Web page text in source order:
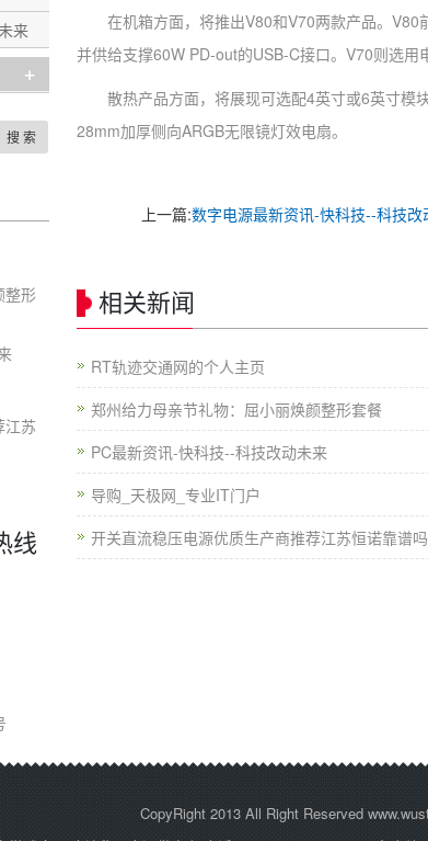
在机箱方面，将推出V80和V70两款产品。V80
并供给支撑60W PD-out的USB-C接口。V70则选用
散热产品方面，将展现可选配4英寸或6英寸模
28mm加厚侧向ARGB无限镜灯效电扇。
上一篇:数字电源最新资讯-快科技--科技改
相关新闻
RT轨迹交通网的个人主页
郑州给力母亲节礼物：屈小丽焕颜整形套餐
PC最新资讯-快科技--科技改动未来
导购_天极网_专业IT门户
开关直流稳压电源优质生产商推荐江苏恒诺靠谱吗
来
+
搜 索
整形
江苏
线
CopyRight 2013 All Right Reserved